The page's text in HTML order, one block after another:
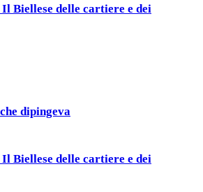
Biellese delle cartiere e dei
dipingeva
Biellese delle cartiere e dei